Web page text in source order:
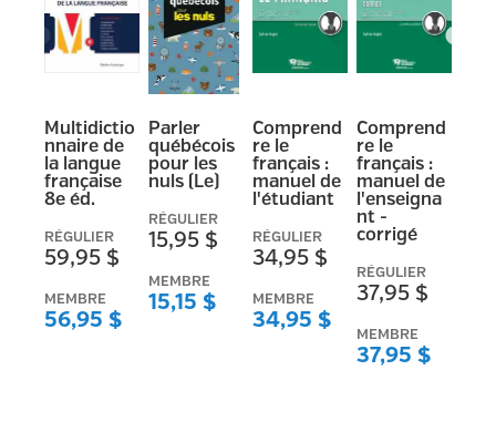
Previous
Multidictio
nnaire de
la langue
française
8e éd.
RÉGULIER
59,95 $
MEMBRE
56,95 $
Parler
québécois
pour les
nuls (Le)
RÉGULIER
15,95 $
MEMBRE
15,15 $
Comprend
re le
français :
manuel de
l'étudiant
RÉGULIER
34,95 $
MEMBRE
34,95 $
Comprend
re le
français :
manuel de
l'enseigna
nt -
corrigé
RÉGULIER
37,95 $
MEMBRE
37,95 $